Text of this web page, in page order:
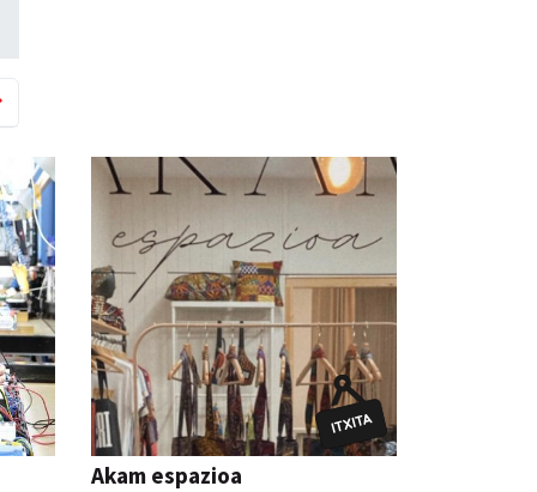
Akam espazioa